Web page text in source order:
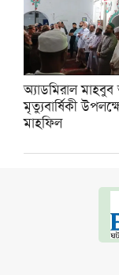
অ্যাডমিরাল
মৃত্যুবার্ষিকী
মাহফিল